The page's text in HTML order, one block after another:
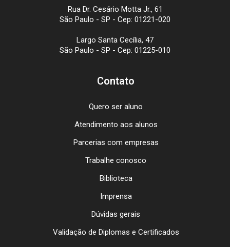
Rua Dr. Cesário Motta Jr., 61
São Paulo - SP - Cep: 01221-020
Largo Santa Cecília, 47
São Paulo - SP - Cep: 01225-010
Contato
Quero ser aluno
Atendimento aos alunos
Parcerias com empresas
Trabalhe conosco
Biblioteca
Imprensa
Dúvidas gerais
Validação de Diplomas e Certificados